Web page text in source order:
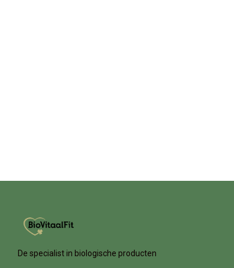
De specialist in biologische producten